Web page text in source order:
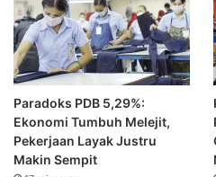
Paradoks PDB 5,29%:
Ekonomi Tumbuh Melejit,
Pekerjaan Layak Justru
Makin Sempit